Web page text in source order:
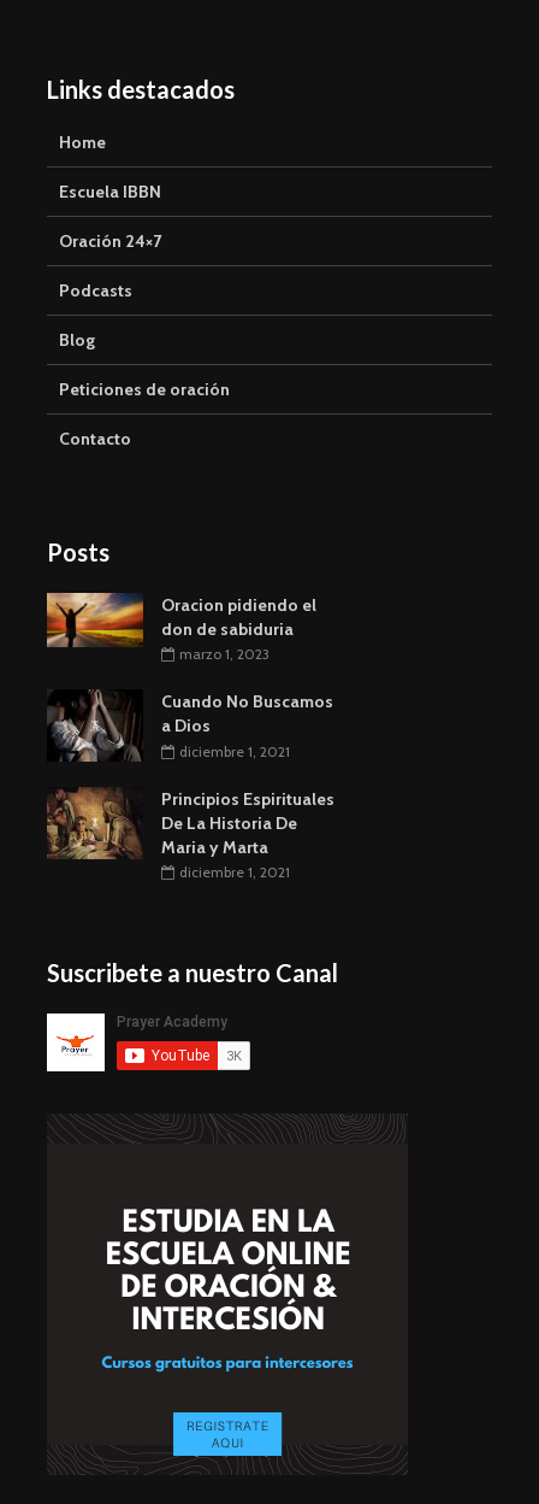
Links destacados
Home
Escuela IBBN
Oración 24×7
Podcasts
Blog
Peticiones de oración
Contacto
Posts
Oracion pidiendo el
don de sabiduria
marzo 1, 2023
Cuando No Buscamos
a Dios
diciembre 1, 2021
Principios Espirituales
De La Historia De
Maria y Marta
diciembre 1, 2021
Suscribete a nuestro Canal